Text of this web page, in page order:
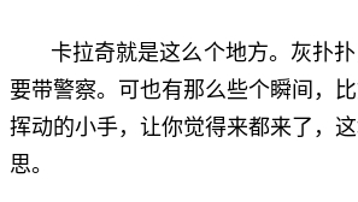
卡拉奇就是这么个地方。灰扑
要带警察。可也有那么些个瞬间，
挥动的小手，让你觉得来都来了，
思。